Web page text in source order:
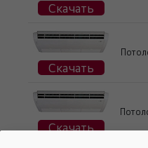
Скачать
Скачать
Скачать